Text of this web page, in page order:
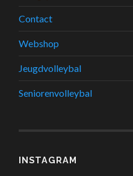
Contact
Webshop
Jeugdvolleybal
Seniorenvolleybal
INSTAGRAM